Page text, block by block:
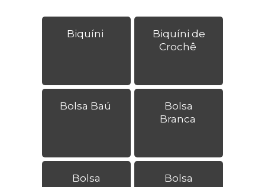
Biquíni
Biquíni de
Crochê
Bolsa Baú
Bolsa
Branca
Bolsa
Bolsa